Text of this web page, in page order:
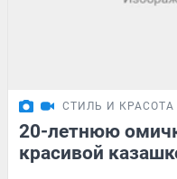
СТИЛЬ И КРАСОТА
20-летнюю
красивой